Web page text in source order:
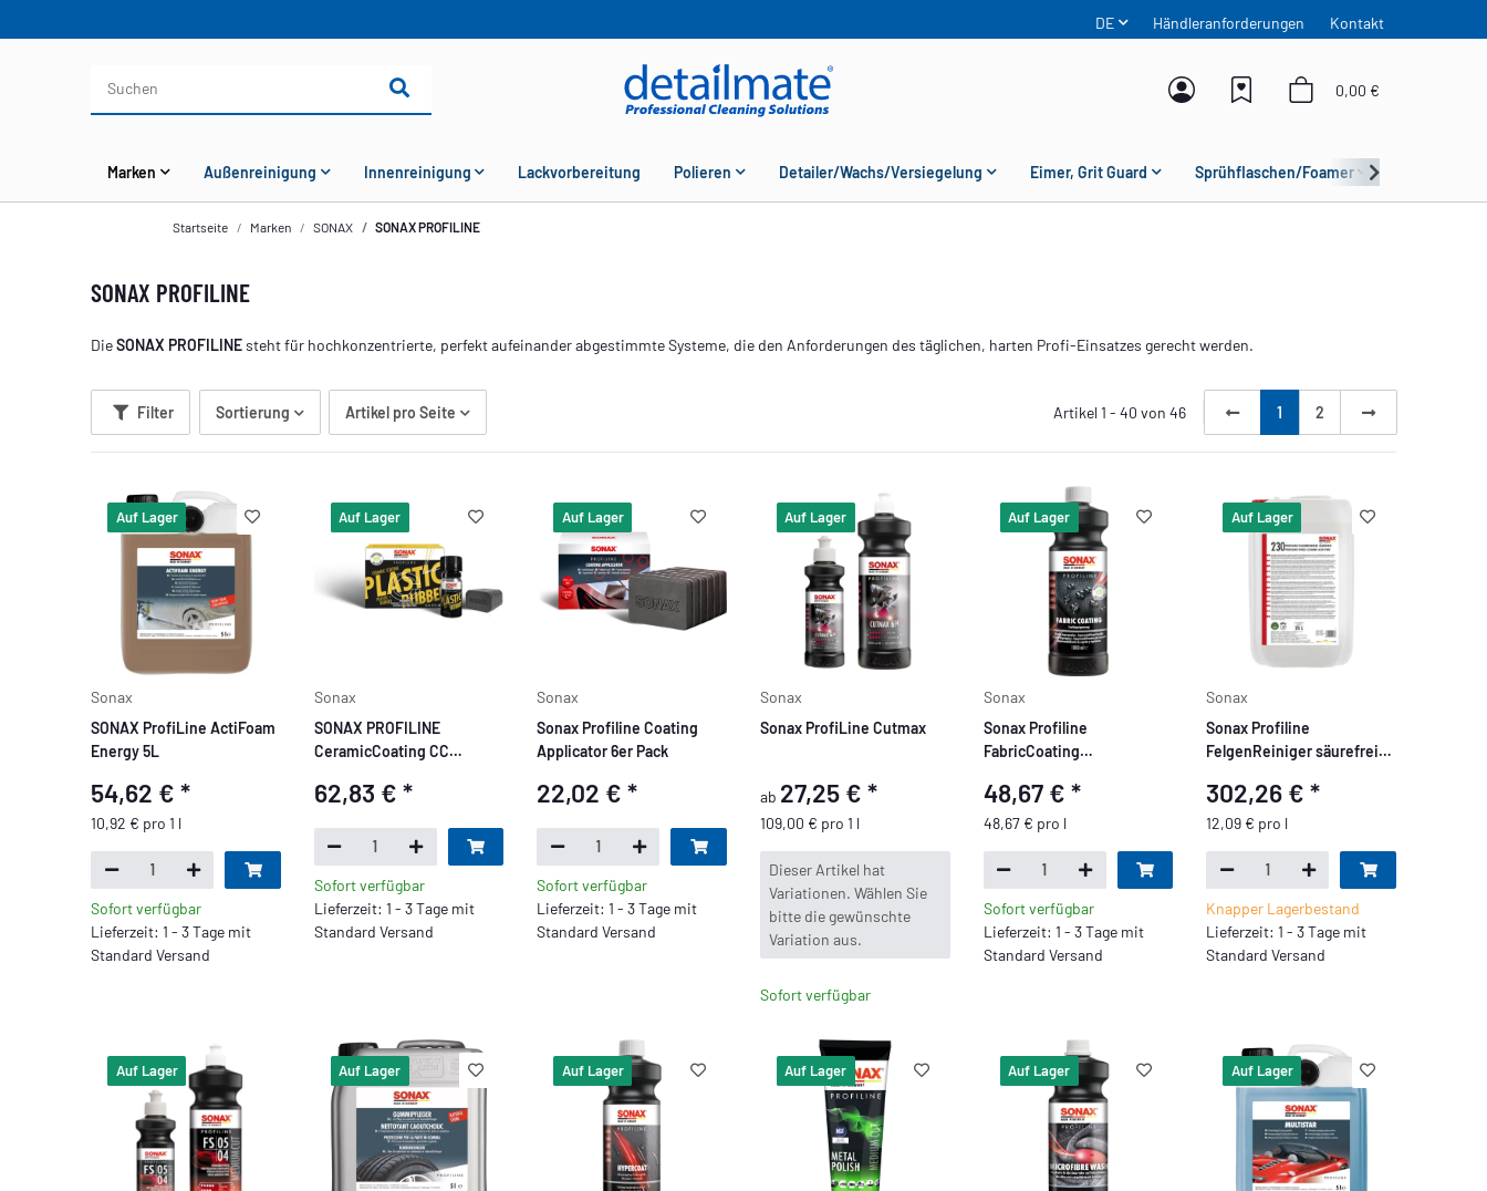
DE Händleranforderungen Kontakt
0,00 €
Marken Außenreinigung Innenreinigung Lackvorbereitung Polieren Detailer/Wachs/Versiegelung Eimer, Grit Guard Sprühflaschen/Foamer
Startseite Marken SONAX SONAX PROFILINE
SONAX PROFILINE
DieSONAX PROFILINEsteht für hochkonzentrierte, perfekt aufeinander abgestimmte Systeme, die den Anforderungen des täglichen, harten Profi-Einsatzes gerecht werden.
Filter Sortierung Artikel pro Seite Artikel 1 - 40 von 46 1 2
Auf Lager
Sonax
SONAX ProfiLine ActiFoam
Energy 5L
54,62 €*
10,92 € pro 1 l
Sofort verfügbar
Lieferzeit: 1 - 3 Tage mit
Standard Versand
Auf Lager
Sonax
SONAX PROFILINE
CeramicCoating CC
62,83 € *
Sofort verfügbar
Lieferzeit: 1 - 3 Tage mit
Standard Versand
Auf Lager
Sonax
Sonax Profiline Coating
Applicator 6er Pack
22,02 €*
Sofort verfügbar
Lieferzeit: 1 - 3 Tage mit
Standard Versand
Auf Lager
Sonax
Sonax ProfiLine Cutmax
ab 27,25 € *
109,00 € pro 1 l
x
Dieser Artikel hat
Variationen. Wählen Sie
bitte die gewünschte
Variation aus.
Sofort verfügbar
Auf Lager
Sonax
Sonax Profiline
FabricCoating
Imprägnierung 1L
48,67 € *
48,67 € pro l
Sofort verfügbar
Lieferzeit: 1 - 3 Tage mit
Standard Versand
Auf Lager
Sonax
Sonax Profiline
FelgenReiniger säurefrei
302,26 €*
12,09 € pro l
Knapper Lagerbestand
Lieferzeit: 1 - 3 Tage mit
Standard Versand
Auf Lager Auf Lager Auf Lager Auf Lager Auf Lager Auf Lager